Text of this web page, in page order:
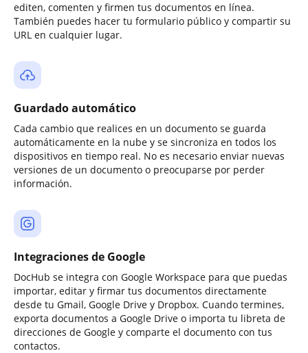
editen, comenten y firmen tus documentos en línea.
También puedes hacer tu formulario público y compartir su
URL en cualquier lugar.
Guardado automático
Cada cambio que realices en un documento se guarda
automáticamente en la nube y se sincroniza en todos los
dispositivos en tiempo real. No es necesario enviar nuevas
versiones de un documento o preocuparse por perder
información.
Integraciones de Google
DocHub se integra con Google Workspace para que puedas
importar, editar y firmar tus documentos directamente
desde tu Gmail, Google Drive y Dropbox. Cuando termines,
exporta documentos a Google Drive o importa tu libreta de
direcciones de Google y comparte el documento con tus
contactos.